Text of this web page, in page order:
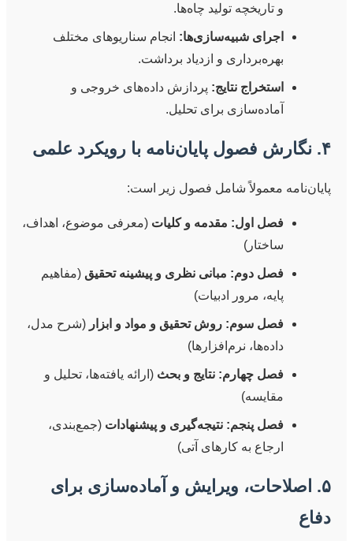
و تاریخچه تولید چاه‌ها.
اجرای شبیه‌سازی‌ها: انجام سناریوهای مختلف
بهره‌برداری و ازدیاد برداشت.
استخراج نتایج: پردازش داده‌های خروجی و
آماده‌سازی برای تحلیل.
۴. نگارش فصول پایان‌نامه با رویکرد علمی
پایان‌نامه معمولاً شامل فصول زیر است:
فصل اول: مقدمه و کلیات (معرفی موضوع، اهداف،
ساختار)
فصل دوم: مبانی نظری و پیشینه تحقیق (مفاهیم
پایه، مرور ادبیات)
فصل سوم: روش تحقیق و مواد و ابزار (شرح مدل،
داده‌ها، نرم‌افزارها)
فصل چهارم: نتایج و بحث (ارائه یافته‌ها، تحلیل و
مقایسه)
فصل پنجم: نتیجه‌گیری و پیشنهادات (جمع‌بندی،
ارجاع به کارهای آتی)
۵. اصلاحات، ویرایش و آماده‌سازی برای
دفاع